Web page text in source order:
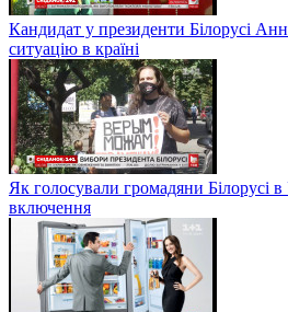
Кандидат у президенти Білорусі
ситуацію в країні
Як голосували громадяни Білорусі в
включення